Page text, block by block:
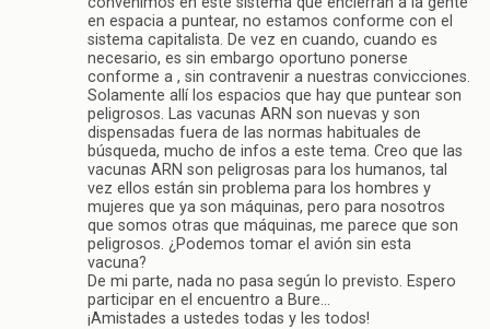
en espacia a puntear, no estamos conforme con el
sistema capitalista. De vez en cuando, cuando es
necesario, es sin embargo oportuno ponerse
conforme a , sin contravenir a nuestras convicciones.
Solamente allí los espacios que hay que puntear son
peligrosos. Las vacunas ARN son nuevas y son
dispensadas fuera de las normas habituales de
búsqueda, mucho de infos a este tema. Creo que las
vacunas ARN son peligrosas para los humanos, tal
vez ellos están sin problema para los hombres y
mujeres que ya son máquinas, pero para nosotros
que somos otras que máquinas, me parece que son
peligrosos. ¿Podemos tomar el avión sin esta
vacuna?
De mi parte, nada no pasa según lo previsto. Espero
participar en el encuentro a Bure…
¡Amistades a ustedes todas y les todos!